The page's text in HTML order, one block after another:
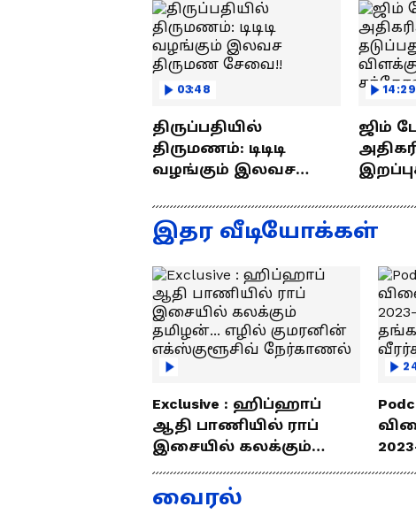
03:48
திருப்பதியில்
திருமணம்: டிடிடி
வழங்கும் இலவச
14:29
ஜிம்
இறப்புகள்
இதர வீடியோக்கள்
Exclusive : ஹிப்ஹாப்
ஆதி பாணியில் ராப்
இசையில் கலக்கும்
தமிழன்... எழில்
குமரனின்
எக்ஸ்குளூசிவ்
வைரல்